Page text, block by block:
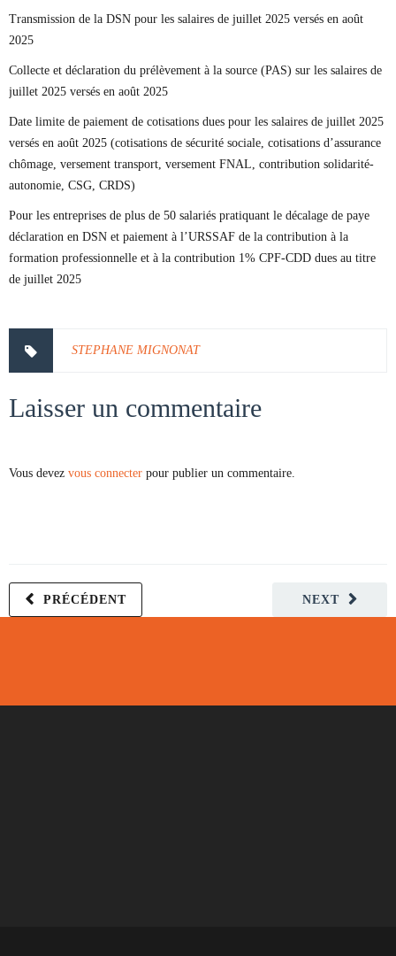
Transmission de la DSN pour les salaires de juillet 2025 versés en août
2025
Collecte et déclaration du prélèvement à la source (PAS) sur les salaires de
juillet 2025 versés en août 2025
Date limite de paiement de cotisations dues pour les salaires de juillet 2025
versés en août 2025 (cotisations de sécurité sociale, cotisations d’assurance
chômage, versement transport, versement FNAL, contribution solidarité-
autonomie, CSG, CRDS)
Pour les entreprises de plus de 50 salariés pratiquant le décalage de paye
déclaration en DSN et paiement à l’URSSAF de la contribution à la
formation professionnelle et à la contribution 1% CPF-CDD dues au titre
de juillet 2025
STEPHANE MIGNONAT
Laisser un commentaire
Vous devez vous connecter pour publier un commentaire.
NEXT
PRÉCÉDENT